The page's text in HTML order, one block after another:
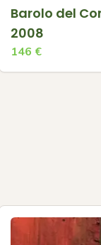
Barolo del
2008
146 €